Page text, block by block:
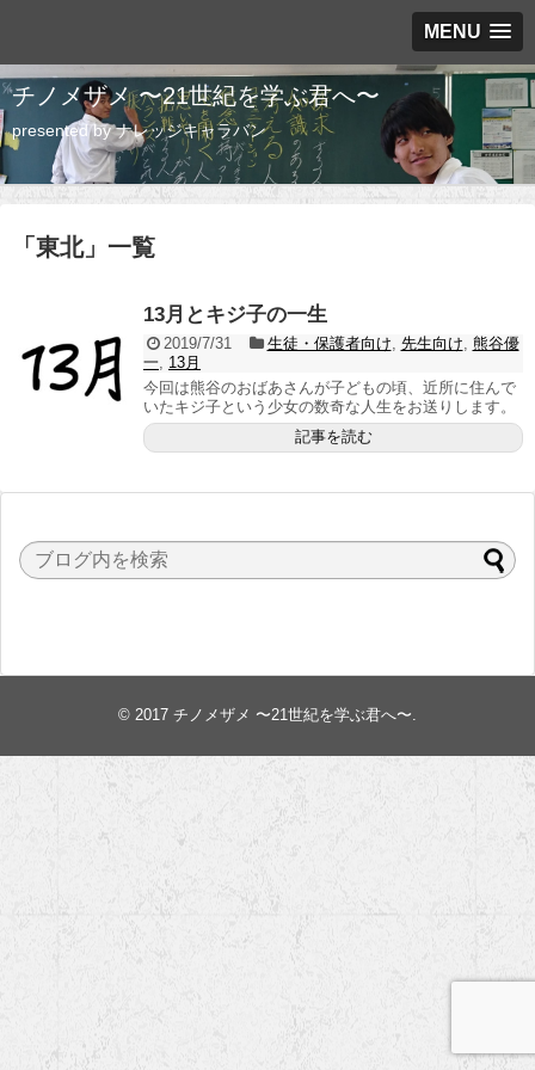
MENU
チノメザメ 〜21世紀を学ぶ君へ〜
presented by ナレッジキャラバン
「 東北」 一覧
13月とキジ子の一生
2019/7/31 生徒・保護者向け 先生向け 熊谷優
一 13月
今回は熊谷のおばあさんが子どもの頃、近所に住んで
いたキジ子という少女の数奇な人生をお送りします。
記事を読む
© 2017 チノメザメ 〜21世紀を学ぶ君へ〜